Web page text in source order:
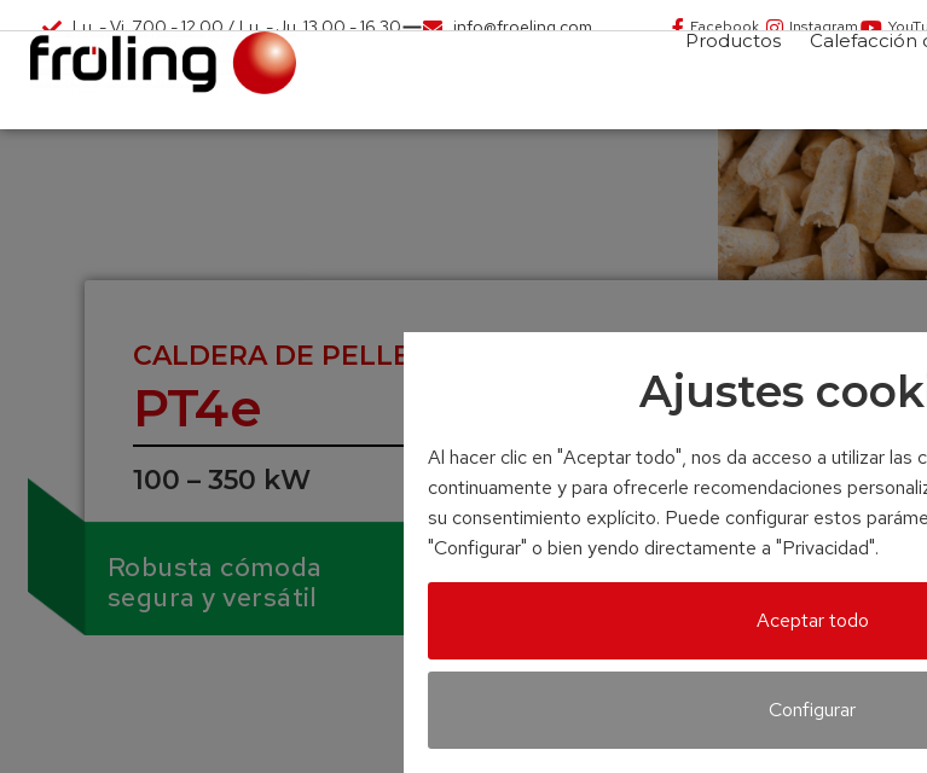
Lu. - Vi. 7.00 - 12.00 / Lu. - Ju. 13.00 - 16.30 info@froeling.com Facebook Instagram
Productos Calefacción
CALDERA DE PELLETS
PT4e
100 – 350 kW
Robusta cómoda
segura y versátil
Ajustes
Al hacer clic en "Aceptar todo", nos da acceso a utilizar las
continuamente y para ofrecerle recomendaciones
su consentimiento explícito. Puede configurar estos
"Configurar" o bien yendo directamente a "Privacidad".
Aceptar todo
Configurar